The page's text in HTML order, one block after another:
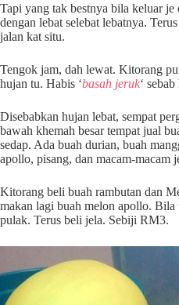
Tapi yang tak bestnya bila keluar
dengan lebat selebat lebatnya.
jalan kat situ.
Tengok jam, dah lewat. Kitorang
hujan tu. Habis ‘basah jeruk‘
Disebabkan hujan lebat, sempat
bawah khemah besar tempat jual
sedap. Ada buah durian, buah
apollo, pisang, dan macam-macam
Kitorang beli buah rambutan dan
makan lagi buah melon apollo. Bila
pulak. Terus beli jela. Sebiji RM3.